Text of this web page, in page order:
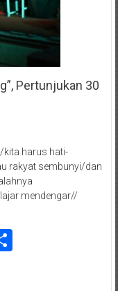
Pertunjukan 30
kita harus hati-
rakyat sembunyi/dan
mendengar//
Share